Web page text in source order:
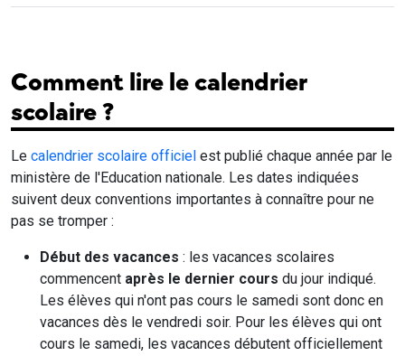
Comment lire le calendrier
scolaire ?
Le calendrier scolaire officiel est publié chaque année par le
ministère de l'Education nationale. Les dates indiquées
suivent deux conventions importantes à connaître pour ne
pas se tromper :
Début des vacances : les vacances scolaires
commencent après le dernier cours du jour indiqué.
Les élèves qui n'ont pas cours le samedi sont donc en
vacances dès le vendredi soir. Pour les élèves qui ont
cours le samedi, les vacances débutent officiellement